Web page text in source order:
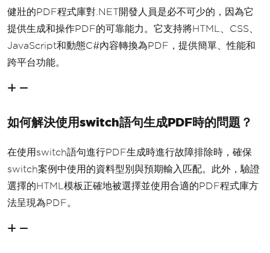
健壯的PDF程式庫對.NET開發人員是必不可少的，因為它
提供生成和操作PDF的可靠能力。它支持將HTML、CSS、
JavaScript和動態C#內容轉換為PDF，提供簡單、性能和
跨平台功能。
如何解決使用switch語句生成PDF時的問題？
在使用switch語句進行PDF生成時進行故障排除時，確保
switch案例中使用的資料型別與預期輸入匹配。此外，驗證
選擇的HTML模板正確地被選擇並使用合適的PDF程式庫方
法呈現為PDF。